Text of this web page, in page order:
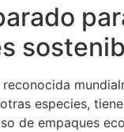
especies,
de empaques